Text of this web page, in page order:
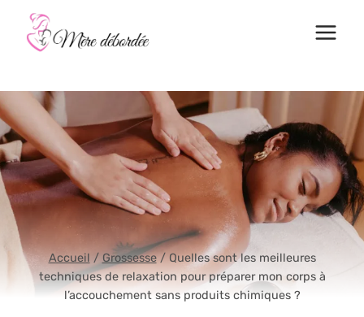
contenu
Accueil / Grossesse / Quelles sont les meilleures
techniques de relaxation pour préparer mon corps à
l’accouchement sans produits chimiques ?